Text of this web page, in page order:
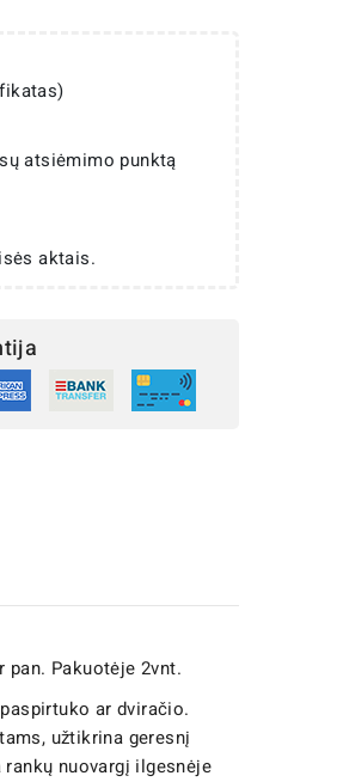
atsiėmimo punktą
aktais.
pan. Pakuotėje 2vnt.
ar dviračio.
užtikrina geresnį
nuovargį ilgesnėje